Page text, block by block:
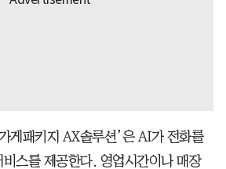
게패키지 AX솔루션’은 AI가 전화를
스를 제공한다. 영업시간이나 매장